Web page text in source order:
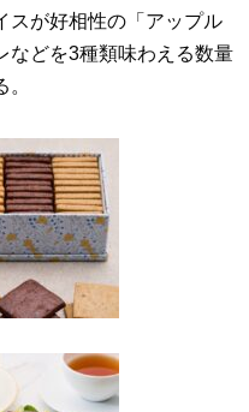
スが好相性の「アップル
などを3種類味わえる数量